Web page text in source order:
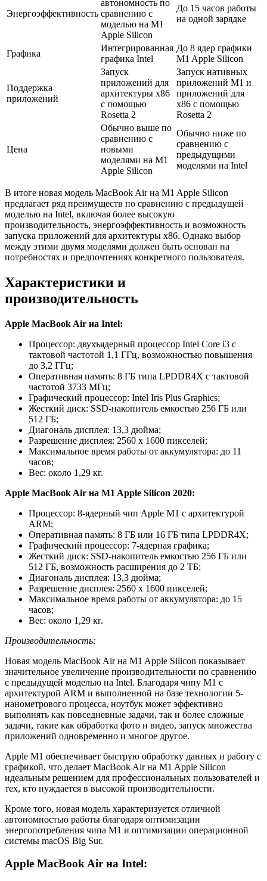
Энергоэффективность
автономность по
сравнению с
моделью на M1
Apple Silicon
До 15 часов работы
на одной зарядке
Графика
Интегрированная
графика Intel
До 8 ядер графики
M1 Apple Silicon
Поддержка
приложений
Запуск
приложений для
архитектуры x86
с помощью
Rosetta 2
Запуск нативных
приложений M1 и
приложений для
x86 с помощью
Rosetta 2
Цена
Обычно выше по
сравнению с
новыми
моделями на M1
Apple Silicon
Обычно ниже по
сравнению с
предыдущими
моделями на Intel
В итоге новая модель MacBook Air на M1 Apple Silicon
предлагает ряд преимуществ по сравнению с предыдущей
моделью на Intel, включая более высокую
производительность, энергоэффективность и возможность
запуска приложений для архитектуры x86. Однако выбор
между этими двумя моделями должен быть основан на
потребностях и предпочтениях конкретного пользователя.
Характеристики и
производительность
Apple MacBook Air на Intel:
Процессор: двухъядерный процессор Intel Core i3 с
тактовой частотой 1,1 ГГц, возможностью повышения
до 3,2 ГГц;
Оперативная память: 8 ГБ типа LPDDR4X с тактовой
частотой 3733 МГц;
Графический процессор: Intel Iris Plus Graphics;
Жесткий диск: SSD-накопитель емкостью 256 ГБ или
512 ГБ;
Диагональ дисплея: 13,3 дюйма;
Разрешение дисплея: 2560 x 1600 пикселей;
Максимальное время работы от аккумулятора: до 11
часов;
Вес: около 1,29 кг.
Apple MacBook Air на M1 Apple Silicon 2020:
Процессор: 8-ядерный чип Apple M1 с архитектурой
ARM;
Оперативная память: 8 ГБ или 16 ГБ типа LPDDR4X;
Графический процессор: 7-ядерная графика;
Жесткий диск: SSD-накопитель емкостью 256 ГБ или
512 ГБ, возможность расширения до 2 ТБ;
Диагональ дисплея: 13,3 дюйма;
Разрешение дисплея: 2560 x 1600 пикселей;
Максимальное время работы от аккумулятора: до 15
часов;
Вес: около 1,29 кг.
Производительность:
Новая модель MacBook Air на M1 Apple Silicon показывает
значительное увеличение производительности по сравнению
с предыдущей моделью на Intel. Благодаря чипу M1 с
архитектурой ARM и выполненной на базе технологии 5-
нанометрового процесса, ноутбук может эффективно
выполнять как повседневные задачи, так и более сложные
задачи, такие как обработка фото и видео, запуск множества
приложений одновременно и многое другое.
Apple M1 обеспечивает быструю обработку данных и работу с
графикой, что делает MacBook Air на M1 Apple Silicon
идеальным решением для профессиональных пользователей и
тех, кто нуждается в высокой производительности.
Кроме того, новая модель характеризуется отличной
автономностью работы благодаря оптимизации
энергопотребления чипа M1 и оптимизации операционной
системы macOS Big Sur.
Apple MacBook Air на Intel: